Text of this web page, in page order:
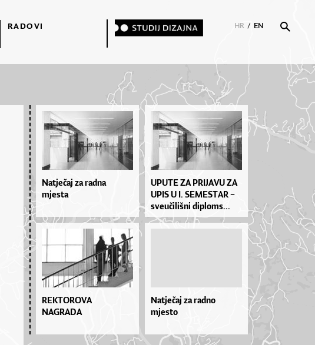
RADOVI HR / EN
Natječaj za radna
mjesta
UPU­TE ZA PRI­JA­VU ZA
UPIS U I. SE­MES­TAR –
sve­u­či­liš­ni di­plo­ms...
REKTOROVA
NAGRADA
Natječaj za radno
mjesto